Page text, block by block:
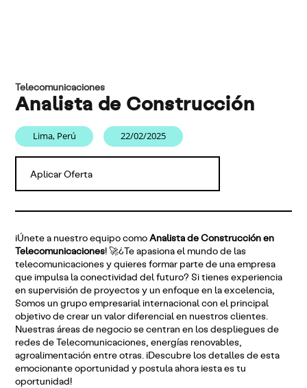
Telecomunicaciones
Analista de Construcción
Lima, Perú 22/02/2025
Aplicar Oferta
¡Únete a nuestro equipo comoAnalista de Construcción en
Telecomunicaciones! 🚀¿Te apasiona el mundo de las
telecomunicaciones y quieres formar parte de una empresa
que impulsa la conectividad del futuro? Si tienes experiencia
en supervisión de proyectos y un enfoque en la excelencia,
Somos un grupo empresarial internacional con el principal
objetivo de crear un valor diferencial en nuestros clientes.
Nuestras áreas de negocio se centran en los despliegues de
redes de Telecomunicaciones, energías renovables,
agroalimentación entre otras. ¡Descubre los detalles de esta
emocionante oportunidad y postula ahora ¡esta es tu
oportunidad!